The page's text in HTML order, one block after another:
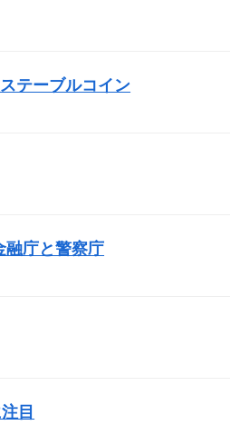
テーブルコイン
庁と警察庁
目